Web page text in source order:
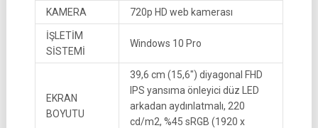
KAMERA 720p HD web kamerası
İŞLETİM
SİSTEMİ
Windows 10 Pro
EKRAN
BOYUTU
39,6 cm (15,6″) diyagonal FHD
IPS yansıma önleyici düz LED
arkadan aydınlatmalı, 220
cd/m2, %45 sRGB (1920 x